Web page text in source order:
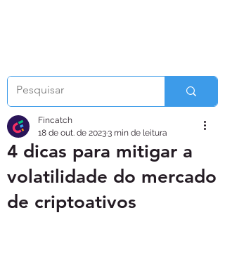
4 dicas para mitigar a
volatilidade do mercado
de criptoativos
Fincatch
18 de out. de 20233 min de leitura